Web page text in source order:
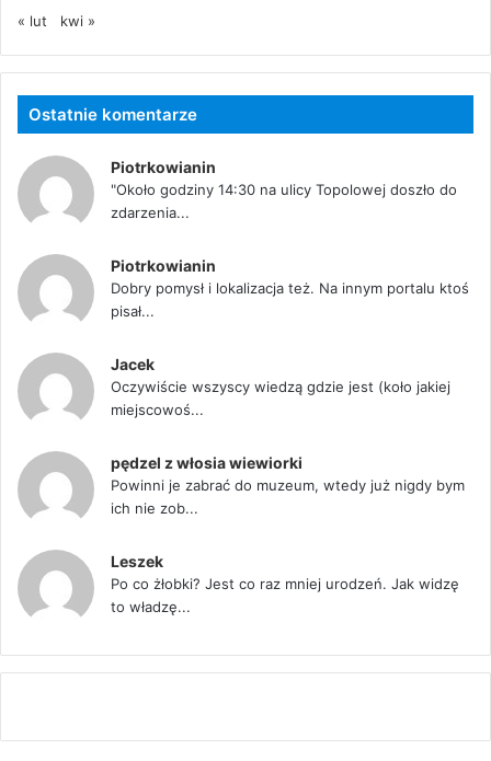
« lut kwi »
Ostatnie komentarze
Piotrkowianin
"Około godziny 14:30 na ulicy Topolowej doszło do
zdarzenia...
Piotrkowianin
Dobry pomysł i lokalizacja też. Na innym portalu ktoś
pisał...
Jacek
Oczywiście wszyscy wiedzą gdzie jest (koło jakiej
miejscowoś...
pędzel z włosia wiewiorki
Powinni je zabrać do muzeum, wtedy już nigdy bym
ich nie zob...
Leszek
Po co żłobki? Jest co raz mniej urodzeń. Jak widzę
to władzę...